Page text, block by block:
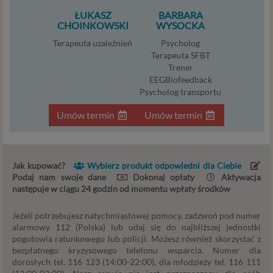
ŁUKASZ
CHOINKOWSKI
Terapeuta uzależnień
Umów termin
BARBARA
WYSOCKA
Psycholog
Terapeuta SFBT
Trener
EEGBiofeedback
Psycholog transportu
Umów termin
Jak kupować?
Wybierz produkt odpowiedni dla Ciebie
Podaj nam swoje dane
Dokonaj opłaty
Aktywacja
następuje w ciągu 24 godzin od momentu wpłaty środków
Jeżeli potrzebujesz natychmiastowej pomocy, zadzwoń pod numer
alarmowy 112 (Polska) lub udaj się do najbliższej jednostki
pogotowia ratunkowego lub policji. Możesz również skorzystać z
bezpłatnego kryzysowego telefonu wsparcia. Numer dla
dorosłych tel. 116 123 (14:00-22:00), dla młodzieży tel. 116 111
zapewnienia bezpieczeństwa usługi (np.
sprawdzenie, czy do Twojego konta nie loguje się
nieuprawniona osoba), dokonanie pomiarów
statystycznych, ulepszania naszych usług i
dopasowania ich do potrzeb i wygody
użytkowników (np. personalizowanie treści w
usługach) jak również prowadzenie marketingu i
promocji własnych usług administratora
Psychorada.pl w serwisie administratora (np. jeśli
Ci wyświetlić reklamę na podobny temat).
Twoja dobrowolna zgoda. Aby móc pokazać
interesujące Cię oferty reklamowe (np. produktu lub
i ich przedstawiciele muszą mieć możliwość
przetwarzania Twoich danych. Udzielenie takiej
zgody jest całkowicie dobrowolne, i jeśli nie chcesz,
nie musisz jej udzielać. Dzięki naszemu rozwiązaniu